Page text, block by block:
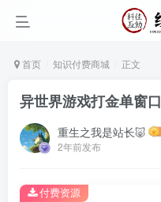
首页 知识付费商城 正文
异世界游戏打金单窗
重生之我是站长🐷
2年前发布
付费资源